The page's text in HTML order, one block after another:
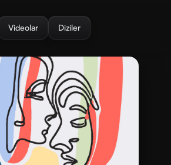
Videolar Diziler